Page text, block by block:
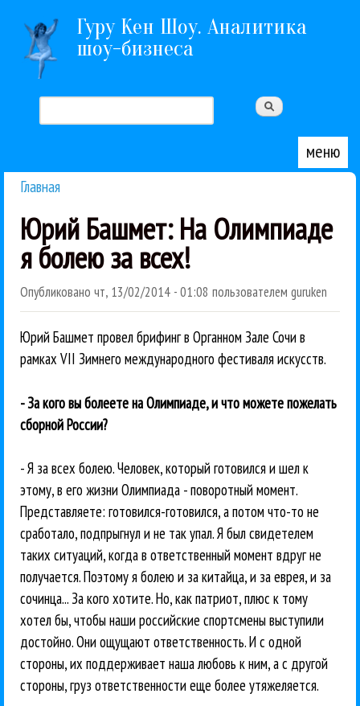
Перейти к основному содержанию
Гуру Кен Шоу. Аналитика
шоу-бизнеса
Форма поиска
меню
Главная
Юрий Башмет: На Олимпиаде
я болею за всех!
Опубликовано чт, 13/02/2014 - 01:08 пользователем guruken
Юрий Башмет провел брифинг в Органном Зале Сочи в
рамках VII Зимнего международного фестиваля искусств.
- За кого вы болеете на Олимпиаде, и что можете пожелать
сборной России?
- Я за всех болею. Человек, который готовился и шел к
этому, в его жизни Олимпиада - поворотный момент.
Представляете: готовился-готовился, а потом что-то не
сработало, подпрыгнул и не так упал. Я был свидетелем
таких ситуаций, когда в ответственный момент вдруг не
получается. Поэтому я болею и за китайца, и за еврея, и за
сочинца... За кого хотите. Но, как патриот, плюс к тому
хотел бы, чтобы наши российские спортсмены выступили
достойно. Они ощущают ответственность. И с одной
стороны, их поддерживает наша любовь к ним, а с другой
стороны, груз ответственности еще более утяжеляется.